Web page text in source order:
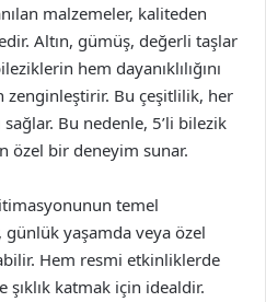
malzemeler, kaliteden
Altın, gümüş, değerli taşlar
hem dayanıklılığını
zenginleştirir. Bu çeşitlilik, her
Bu nedenle, 5’li bilezik
özel bir deneyim sunar.
itimasyonunun temel
yaşamda veya özel
Hem resmi etkinliklerde
katmak için idealdir.